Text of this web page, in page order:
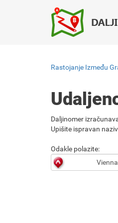
Rastojanje Između
Daljinomer
Upišite ispravan
Odakle polazite: